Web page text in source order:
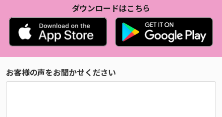
ダウンロードはこちら
お客様の声をお聞かせください